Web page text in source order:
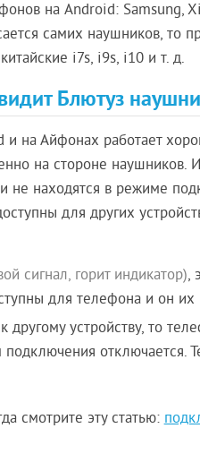
на Android: Samsung,
самих наушников, то
i7s, i9s, i10 и т. д.
Блютуз
на Айфонах работает
на стороне наушников.
не находятся в режиме
для других
сигнал, горит индикатор),
для телефона и он их
устройству, то
отключается.
смотрите эту статью: